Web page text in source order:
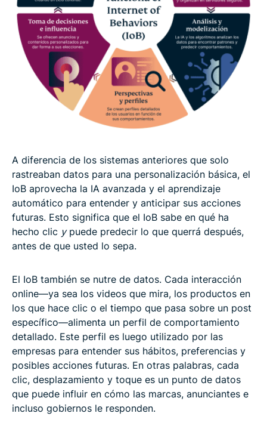
A diferencia de los sistemas anteriores que solo
rastreaban datos para una personalización básica, el
IoB aprovecha la IA avanzada y el aprendizaje
automático para entender y anticipar sus acciones
futuras. Esto significa que el IoB sabe en qué ha
hecho clic ypuede predecir lo que querrá después,
antes de que usted lo sepa.
El IoB también se nutre de datos. Cada interacción
online—ya sea los videos que mira, los productos en
los que hace clic o el tiempo que pasa sobre un post
específico—alimenta un perfil de comportamiento
detallado. Este perfil es luego utilizado por las
empresas para entender sus hábitos, preferencias y
posibles acciones futuras. En otras palabras, cada
clic, desplazamiento y toque es un punto de datos
que puede influir en cómo las marcas, anunciantes e
incluso gobiernos le responden.